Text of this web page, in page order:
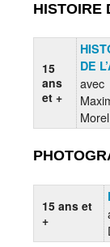
HISTOIRE
15
ans
et +
DE
avec
Morel
15 ans et
+